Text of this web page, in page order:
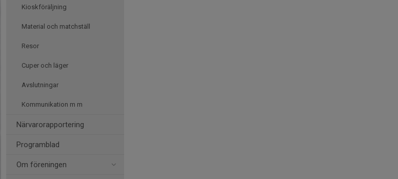
Kioskföräljning
Material och matchställ
Resor
Cuper och läger
Avslutningar
Kommunikation m m
Närvarorapportering
Programblad
Om föreningen